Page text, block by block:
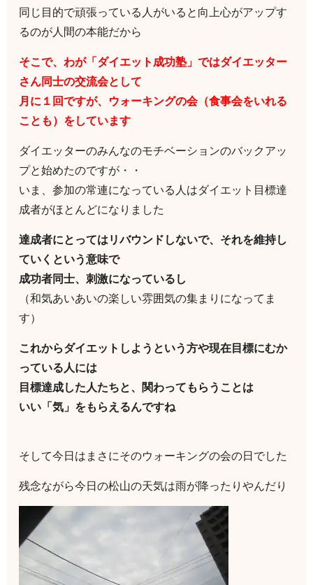
同じ目的で頑張っている人がいると向上心がアップす
るのが人間の本能だから
そこで、わが「ダイエット成功塾」ではダイエッター
さん同士の交流会として
月に１回ですが、ウォーキングの会（食事会をいれる
ことも）をしています
ダイエッターのみんなのモチベーションのバックアッ
プと始めたのですが・・
いま、参加の常連になっている人はダイエット目標達
成者がほとんどになりました
達成者にとってはリバウンドしないで、それを維持し
ていくという意味で
成功者同士、刺激になっているし
（和気あいあいの楽しい雰囲気の集まりになってま
す）
これからダイエットしようという方や現在目標にむか
っている人には
目標達成した人たちと、関わってもらうことは
いい「気」をもらえるんですね
そして今日はまさにそのウォーキングの会の日でした
残念ながら今日の松山の天気は雨が降ったりやんだり